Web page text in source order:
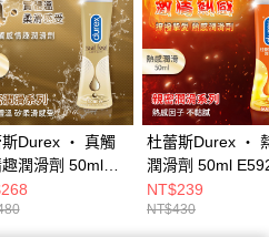
斯Durex ‧ 真觸
潤滑劑 50ml
1
杜蕾斯Durex ‧
潤滑劑 50ml
NT$239
NT$430